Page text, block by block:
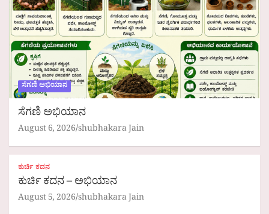
ಸೆಗಣಿ ಅಭಿಯಾನ
ಸೆಗಣಿ ಅಭಿಯಾನ
August 6, 2026 shubhakara Jain
ಕುರ್ಚಿ ಕದನ
ಕುರ್ಚಿ ಕದನ – ಅಭಿಯಾನ
August 5, 2026 shubhakara Jain